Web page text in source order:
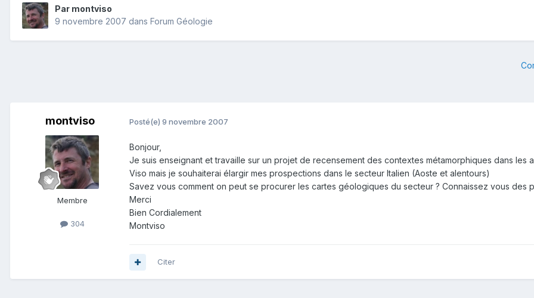
Par montviso
9 novembre 2007 dans Forum Géologie
montviso
Membre
304
Posté(e) 9 novembre 2007
Bonjour,
Je suis enseignant et travaille sur un projet de recensement des contextes métamorphiques dans
Viso mais je souhaiterai élargir mes prospections dans le secteur Italien (Aoste et alentours)
Savez vous comment on peut se procurer les cartes géologiques du secteur ? Connaissez vous des
Merci
Bien Cordialement
Montviso
Citer